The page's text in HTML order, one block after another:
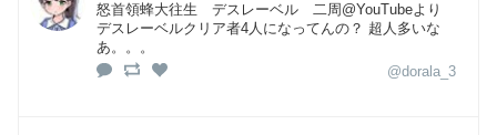
怒首領蜂大往生 デスレーベル 二周@YouTubeより
デスレーベルクリア者4人になってんの？ 超人多いな
あ。。。
@dorala_3